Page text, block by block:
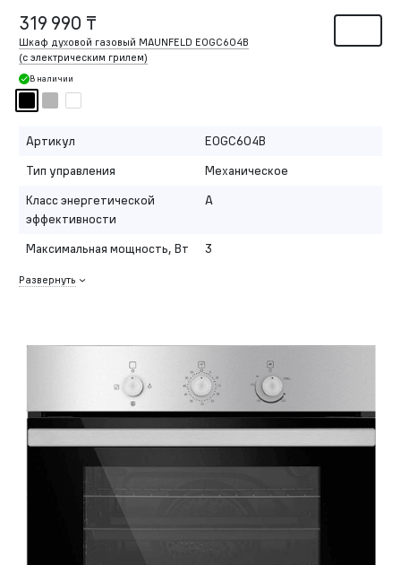
319 990 ₸
Шкаф духовой газовый MAUNFELD EOGC604B
(с электрическим грилем)
В наличии
Артикул
EOGC604B
Тип управления
Механическое
Класс энергетической
эффективности
A
Максимальная мощность, Вт 3
Развернуть